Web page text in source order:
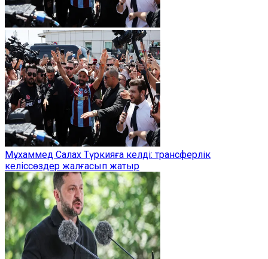
Мұхаммед Салах Түркияға келді: трансферлік
келіссөздер жалғасып жатыр